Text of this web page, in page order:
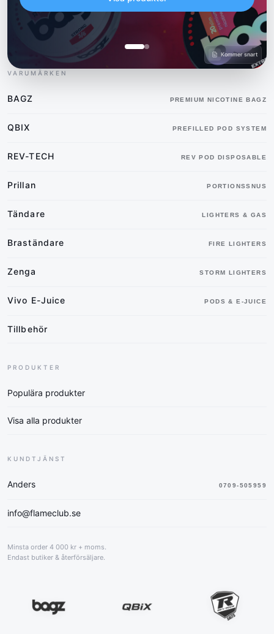
VARUMÄRKEN
BAGZ PREMIUM NICOTINE BAGZ
QBIX PREFILLED POD SYSTEM
REV-TECH REV POD DISPOSABLE
Prillan PORTIONSSNUS
Tändare LIGHTERS & GAS
Braständare FIRE LIGHTERS
Zenga STORM LIGHTERS
Vivo E-Juice PODS & E-JUICE
Tillbehör
PRODUKTER
Populära produkter
Visa alla produkter
KUNDTJÄNST
Anders 0709-505959
info@flameclub.se
Minsta order 4 000 kr + moms.
Endast butiker & återförsäljare.
Kommer snart